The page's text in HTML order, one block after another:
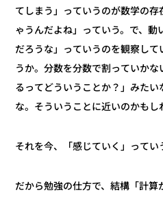
てしまう」っていうのが数学の
ゃうんだよね」っていう。で、
だろうな」っていうのを観察し
うか。分数を分数で割っていか
るってどういうことか？」みた
な。そういうことに近いのかもし
それを今、「感じていく」ってい
だから勉強の仕方で、結構「計